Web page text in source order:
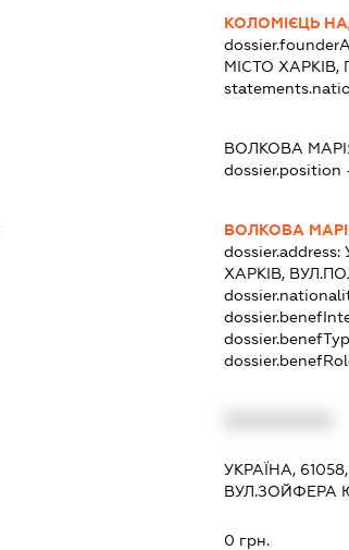
КОЛОМІЄЦЬ
МІСТО
ВОЛКОВА
dossier.position
ВОЛКОВА
dossier.address:
ХАРКІВ,
УКРАЇНА,
ВУЛ.ЗОЙФЕРА
0 грн.